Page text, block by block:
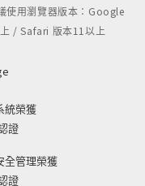
使用瀏覽器版本：Google
/ Safari 版本11以上
統榮獲
證
全管理榮獲
證